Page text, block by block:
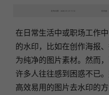
发布日期：2025-01-21 11:10 发表者：
在日常生活中或职场工作
的水印，比如在创作海报
为纯净的图片素材。然而
许多人往往感到困惑不已
高效易用的图片去水印的